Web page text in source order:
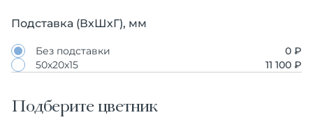
Подставка (ВхШхГ), мм
Без подставки
0 ₽
50х20х15
11 100 ₽
Подберите цветник